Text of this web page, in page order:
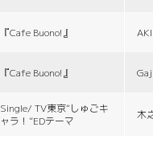
『Cafe Buono!』
『Cafe Buono!』
Single/ TV東京“しゅごキ
ャラ！”EDテーマ
木